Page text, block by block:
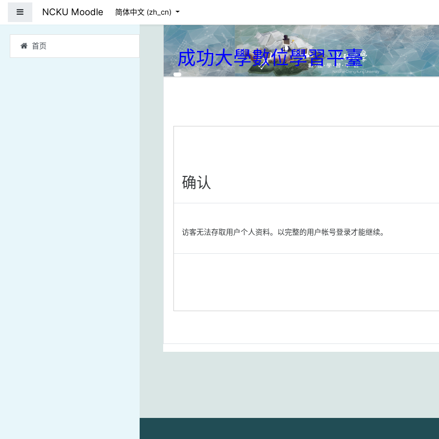
停靠面板
首页
NCKU Moodle 简体中文 ‎(zh_cn)‎
成功大學數位學習平臺
确认
访客无法存取用户个人资料。以完整的用户帐号登录才能继续。